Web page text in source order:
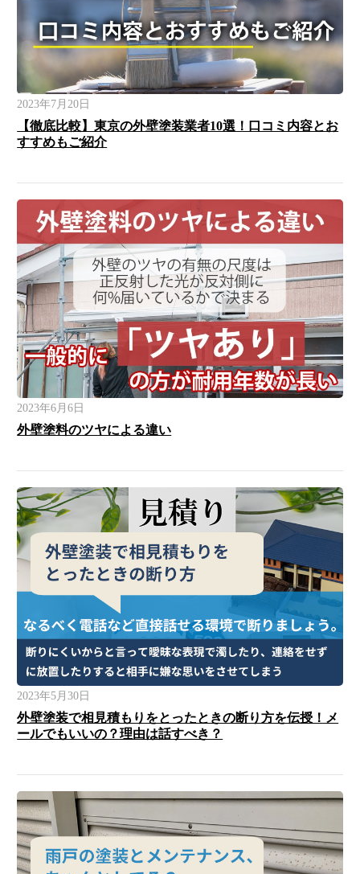
2023年7月20日
【徹底比較】東京の外壁塗装業者10選！口コミ内容とお
すすめもご紹介
2023年6月6日
外壁塗料のツヤによる違い
2023年5月30日
外壁塗装で相見積もりをとったときの断り方を伝授！メ
ールでもいいの？理由は話すべき？